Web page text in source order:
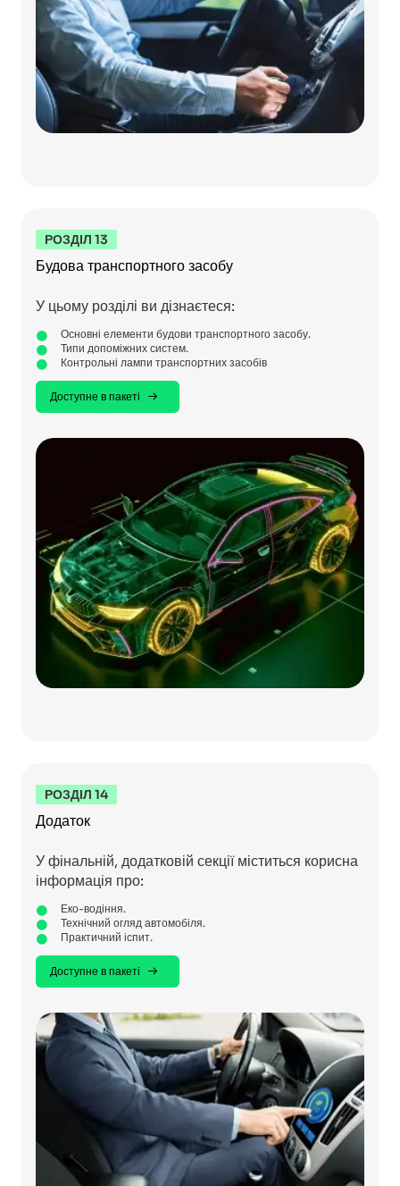
РОЗДІЛ 13
Будова транспортного засобу
У цьому розділі ви дізнаєтеся:
Основні елементи будови транспортного засобу.
Типи допоміжних систем.
Контрольні лампи транспортних засобів
Доступне в пакеті
РОЗДІЛ 14
Додаток
У фінальній, додатковій секції міститься корисна
інформація про:
Еко-водіння.
Технічний огляд автомобіля.
Практичний іспит.
Доступне в пакеті